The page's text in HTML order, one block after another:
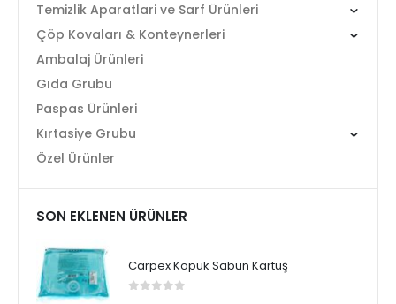
Temizlik Aparatlari ve Sarf Ürünleri
Çöp Kovaları & Konteynerleri
Ambalaj Ürünleri
Gıda Grubu
Paspas Ürünleri
Kırtasiye Grubu
Özel Ürünler
SON EKLENEN ÜRÜNLER
Carpex Köpük Sabun Kartuş